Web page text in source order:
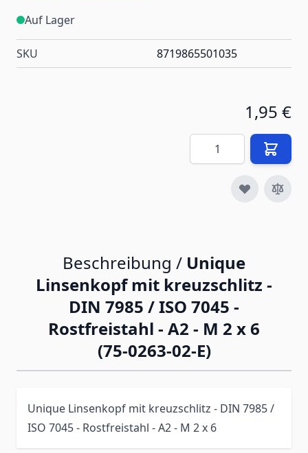
Auf Lager
SKU 8719865501035
1,95 €
Menge
Beschreibung / Unique
Linsenkopf mit kreuzschlitz -
DIN 7985 / ISO 7045 -
Rostfreistahl - A2 - M 2 x 6
(75-0263-02-E)
Unique Linsenkopf mit kreuzschlitz - DIN 7985 /
ISO 7045 - Rostfreistahl - A2 - M 2 x 6